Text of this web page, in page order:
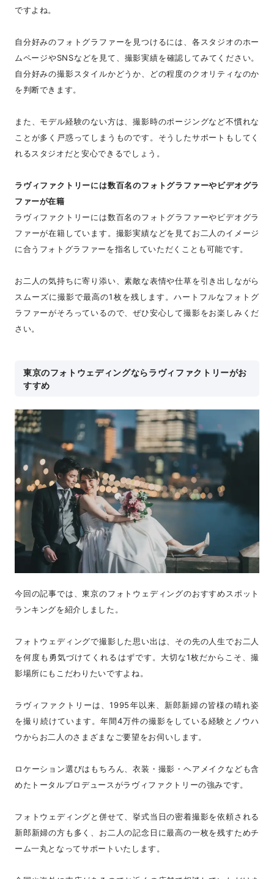
ですよね。
自分好みのフォトグラファーを見つけるには、各スタジオのホー
ムページやSNSなどを見て、撮影実績を確認してみてください。
自分好みの撮影スタイルかどうか、どの程度のクオリティなのか
を判断できます。
また、モデル経験のない方は、撮影時のポージングなど不慣れな
ことが多く戸惑ってしまうものです。そうしたサポートもしてく
れるスタジオだと安心できるでしょう。
ラヴィファクトリーには数百名のフォトグラファーやビデオグラ
ファーが在籍
ラヴィファクトリーには数百名のフォトグラファーやビデオグラ
ファーが在籍しています。撮影実績などを見てお二人のイメージ
に合うフォトグラファーを指名していただくことも可能です。
お二人の気持ちに寄り添い、素敵な表情や仕草を引き出しながら
スムーズに撮影で最高の1枚を残します。ハートフルなフォトグ
ラファーがそろっているので、ぜひ安心して撮影をお楽しみくだ
さい。
東京のフォトウェディングならラヴィファクトリーがお
すすめ
今回の記事では、東京のフォトウェディングのおすすめスポット
ランキングを紹介しました。
フォトウェディングで撮影した思い出は、その先の人生でお二人
を何度も勇気づけてくれるはずです。大切な1枚だからこそ、撮
影場所にもこだわりたいですよね。
ラヴィファクトリーは、1995年以来、新郎新婦の皆様の晴れ姿
を撮り続けています。年間4万件の撮影をしている経験とノウハ
ウからお二人のさまざまなご要望をお伺いします。
ロケーション選びはもちろん、衣装・撮影・ヘアメイクなども含
めたトータルプロデュースがラヴィファクトリーの強みです。
フォトウェディングと併せて、挙式当日の密着撮影を依頼される
新郎新婦の方も多く、お二人の記念日に最高の一枚を残すためチ
ーム一丸となってサポートいたします。